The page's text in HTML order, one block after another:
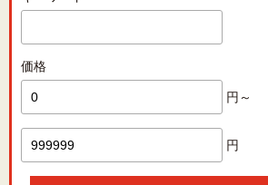
価格
円～
円